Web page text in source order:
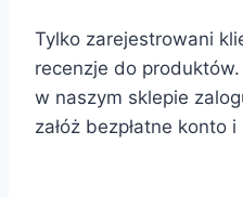
Tylko zarejestrowani
recenzje do
w naszym sklepie
załóż bezpłatne konto